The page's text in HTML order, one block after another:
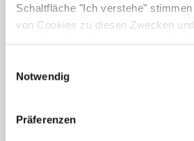
Schaltfläche "Ich verstehe"
von Cookies zu diesen Zwecken
Werbung in sozialen Netzwerken
auf anderen Websites zu. Diese
Informationen zu den verwendeten
Notwendig
Präferenzen
Details anzeigen Verbindlich
Mehr Komfort im